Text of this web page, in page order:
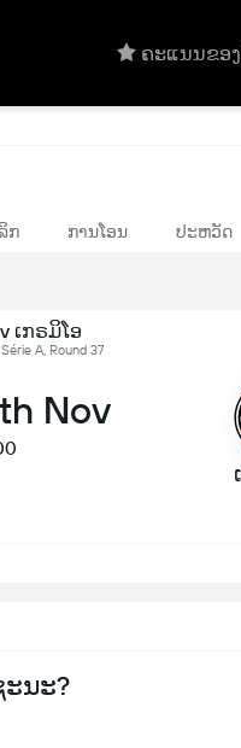
ຄະແນນຂອ
ກ ການໂອນ ປະຫວັດ
ເກຣມິໂອ
A, Round 37
Nov
ນະ?